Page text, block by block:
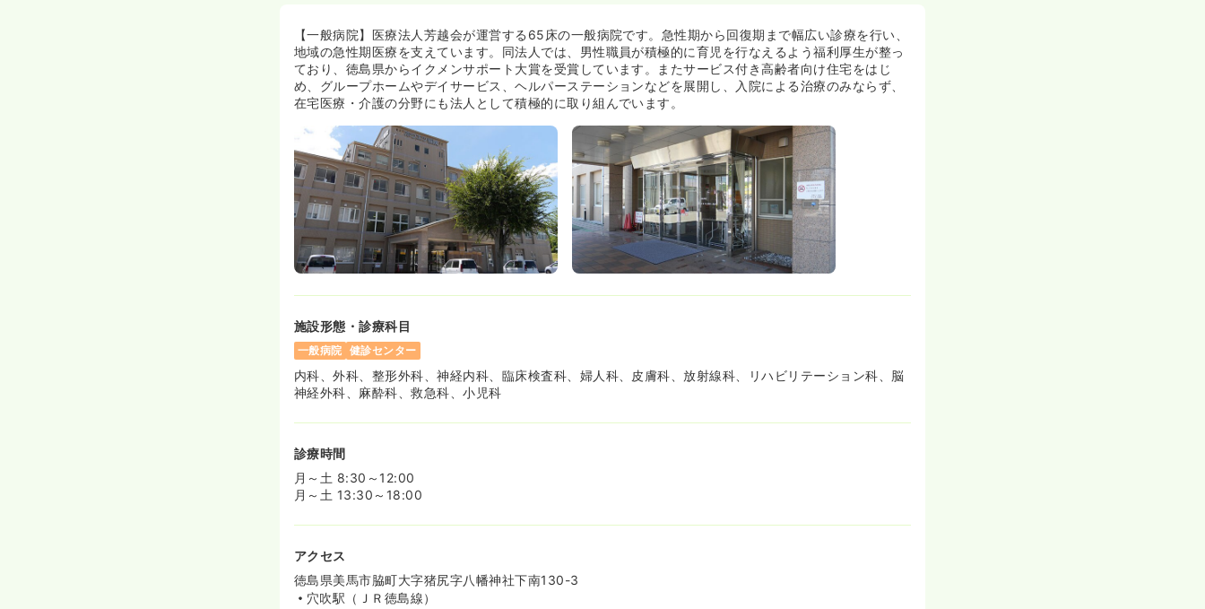
【一般病院】医療法人芳越会が運営する65床の一般病院です。急性期から回復期まで幅広い診療を行い、
地域の急性期医療を支えています。同法人では、男性職員が積極的に育児を行なえるよう福利厚生が整っ
ており、徳島県からイクメンサポート大賞を受賞しています。またサービス付き高齢者向け住宅をはじ
め、グループホームやデイサービス、ヘルパーステーションなどを展開し、入院による治療のみならず、
在宅医療・介護の分野にも法人として積極的に取り組んでいます。
施設形態・診療科目
一般病院 健診センター
内科、外科、整形外科、神経内科、臨床検査科、婦人科、皮膚科、放射線科、リハビリテーション科、脳
神経外科、麻酔科、救急科、小児科
診療時間
月～土 8:30～12:00
月～土 13:30～18:00
アクセス
徳島県美馬市脇町大字猪尻字八幡神社下南130-3
穴吹駅（ＪＲ徳島線）